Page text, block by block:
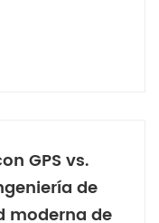
GPS vs.
de
moderna de